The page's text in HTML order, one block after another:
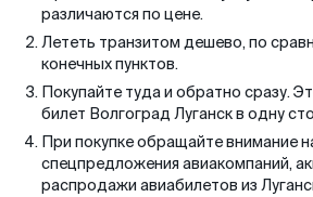
различаются по цене.
Лететь транзитом дешево, по
конечных пунктов.
Покупайте туда и обратно сразу.
билет Волгоград Луганск в одну
При покупке обращайте внимание
спецпредложения авиакомпаний,
распродажи авиабилетов из